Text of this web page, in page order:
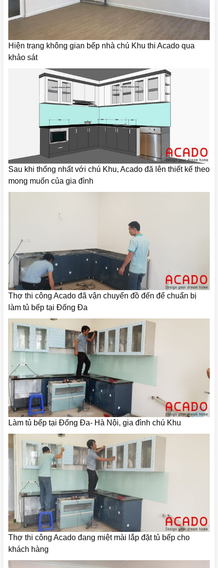
Hiện trạng không gian bếp nhà chú Khu thi Acado qua
khảo sát
Sau khi thống nhất với chú Khu, Acado đã lên thiết kế theo
mong muốn của gia đình
Thợ thi công Acado đã vận chuyển đồ đến để chuẩn bị
làm tủ bếp tại Đống Đa
Làm tủ bếp tại Đống Đa- Hà Nội, gia đình chú Khu
Thợ thi công Acado đang miệt mài lắp đặt tủ bếp cho
khách hàng